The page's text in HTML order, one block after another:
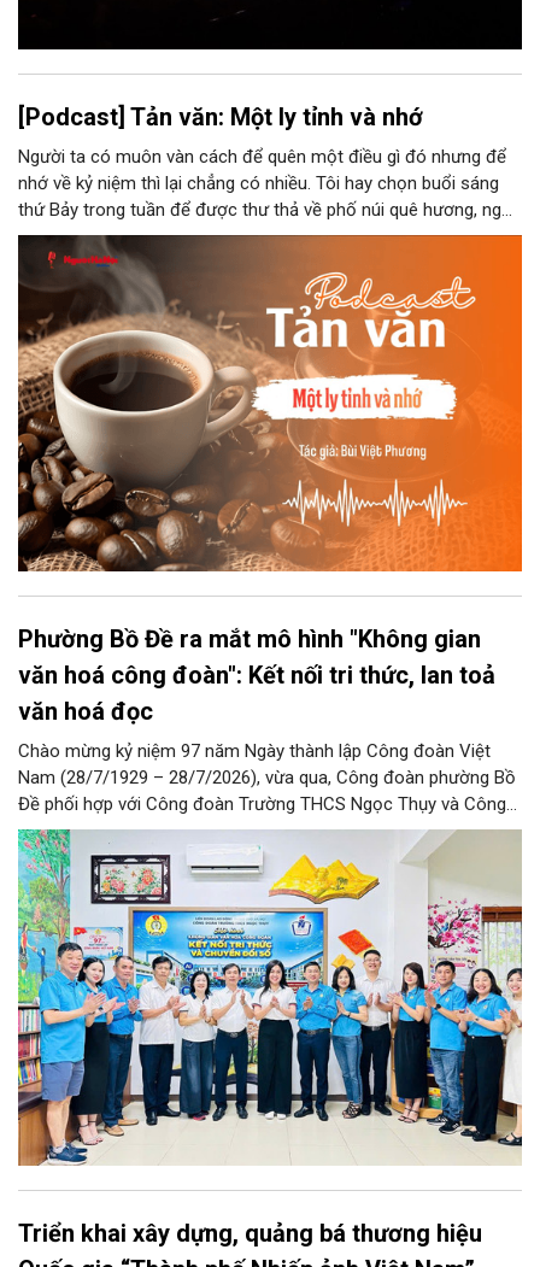
[Podcast] Tản văn: Một ly tỉnh và nhớ
Người ta có muôn vàn cách để quên một điều gì đó nhưng để
nhớ về kỷ niệm thì lại chẳng có nhiều. Tôi hay chọn buổi sáng
thứ Bảy trong tuần để được thư thả về phố núi quê hương, ngồi
đợi giọt đắng của đất đai, mưa nắng điểm từng nhịp xuống
chiếc ly sứ như đợi thời gian mở cánh cửa diệu kì của mình.
Phường Bồ Đề ra mắt mô hình "Không gian
văn hoá công đoàn": Kết nối tri thức, lan toả
văn hoá đọc
Chào mừng kỷ niệm 97 năm Ngày thành lập Công đoàn Việt
Nam (28/7/1929 – 28/7/2026), vừa qua, Công đoàn phường Bồ
Đề phối hợp với Công đoàn Trường THCS Ngọc Thụy và Công
đoàn Trường Tiểu học Ái Mộ B tổ chức Lễ ra mắt Mô hình
“Không gian văn hóa công đoàn”.
Triển khai xây dựng, quảng bá thương hiệu